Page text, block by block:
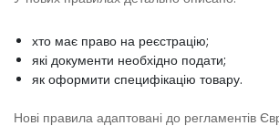
хто має право на реєстрацію;
які документи необхідно подати;
як оформити специфікацію товару.
Нові правила адаптовані до регламентів